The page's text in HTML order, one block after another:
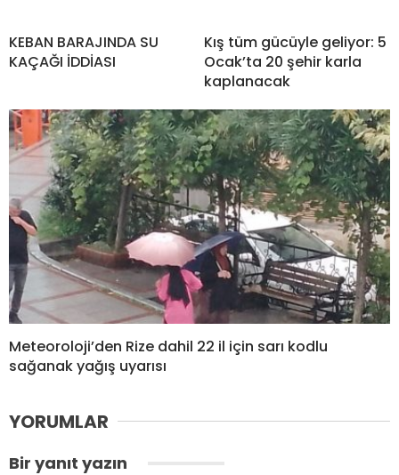
KEBAN BARAJINDA SU
KAÇAĞI İDDİASI
Kış tüm gücüyle geliyor: 5
Ocak’ta 20 şehir karla
kaplanacak
Meteoroloji’den Rize dahil 22 il için sarı kodlu
sağanak yağış uyarısı
YORUMLAR
Bir yanıt yazın